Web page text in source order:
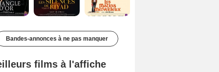
Bandes-annonces à ne pas manquer
films à l'affiche